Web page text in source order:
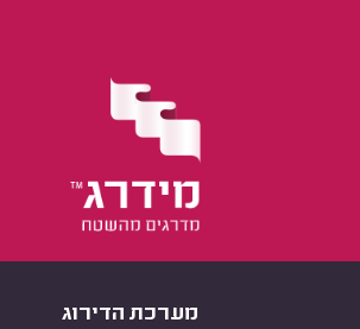
מערכת הדירוג